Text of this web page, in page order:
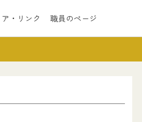
・リンク 職員のページ